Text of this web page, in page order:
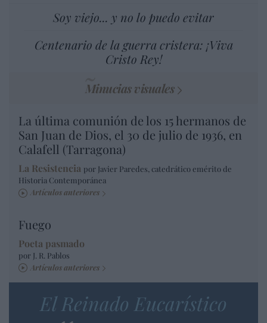
Soy viejo... y no lo puedo evitar
Centenario de la guerra cristera: ¡Viva
Cristo Rey!
Minucias visuales
La última comunión de los 15 hermanos de
San Juan de Dios, el 30 de julio de 1936, en
Calafell (Tarragona)
La Resistencia por Javier Paredes, catedrático emérito de
Historia Contemporánea
Artículos anteriores
Fuego
Poeta pasmado
por J. R. Pablos
Artículos anteriores
El Reinado Eucarístico